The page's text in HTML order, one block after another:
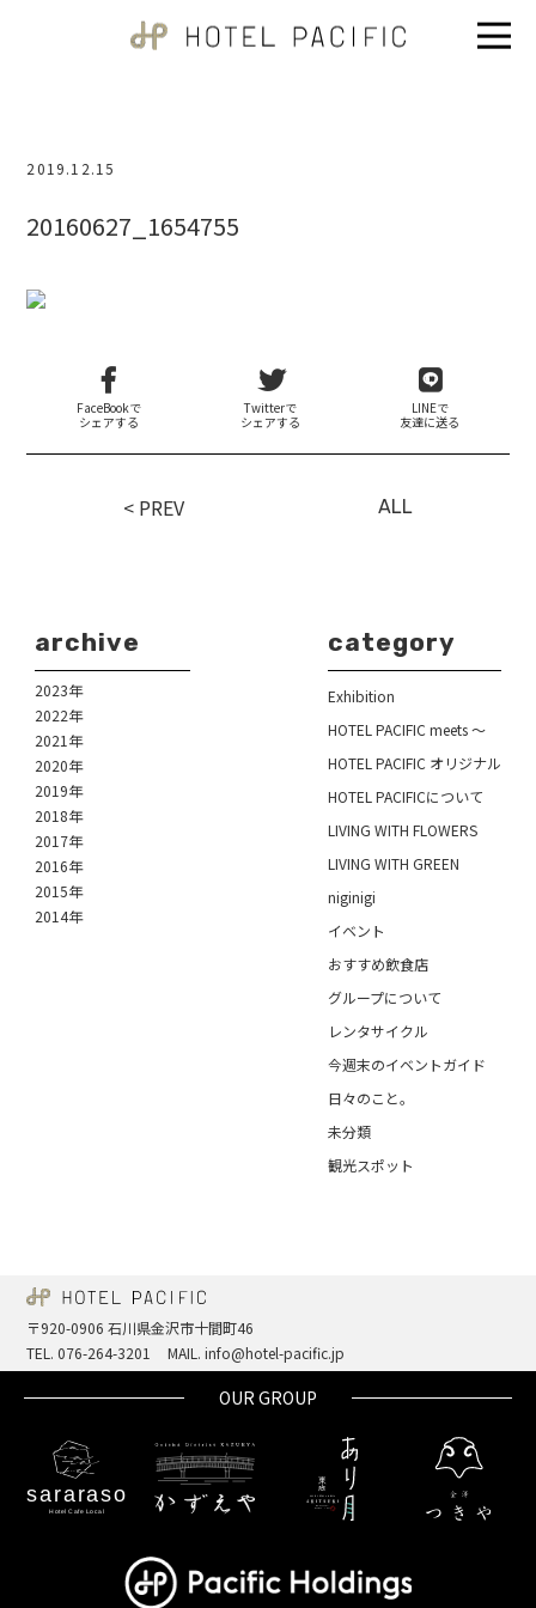
2019.12.15
20160627_1654755
FaceBookで
シェアする
Twitterで
シェアする
LINEで
友達に送る
< PREV ALL
archive
2023年
2022年
2021年
2020年
2019年
2018年
2017年
2016年
2015年
2014年
category
Exhibition
HOTEL PACIFIC meets ～
HOTEL PACIFIC オリジナル
HOTEL PACIFICについて
LIVING WITH FLOWERS
LIVING WITH GREEN
niginigi
イベント
おすすめ飲食店
グループについて
レンタサイクル
今週末のイベントガイド
日々のこと。
未分類
観光スポット
〒920-0906 石川県金沢市十間町46
TEL. 076-264-3201
MAIL. info@hotel-pacific.jp
OUR GROUP